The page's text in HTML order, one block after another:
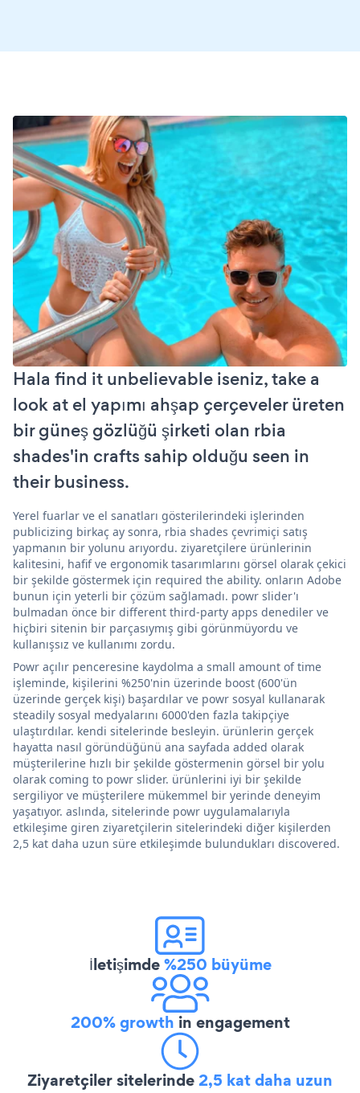
Hala find it unbelievable iseniz, take a
look at el yapımı ahşap çerçeveler üreten
bir güneş gözlüğü şirketi olan rbia
shades'in crafts sahip olduğu seen in
their business.
Yerel fuarlar ve el sanatları gösterilerindeki işlerinden
publicizing birkaç ay sonra, rbia shades çevrimiçi satış
yapmanın bir yolunu arıyordu. ziyaretçilere ürünlerinin
kalitesini, hafif ve ergonomik tasarımlarını görsel olarak çekici
bir şekilde göstermek için required the ability. onların Adobe
bunun için yeterli bir çözüm sağlamadı. powr slider'ı
bulmadan önce bir different third-party apps denediler ve
hiçbiri sitenin bir parçasıymış gibi görünmüyordu ve
kullanışsız ve kullanımı zordu.
Powr açılır penceresine kaydolma a small amount of time
işleminde, kişilerini %250'nin üzerinde boost (600'ün
üzerinde gerçek kişi) başardılar ve powr sosyal kullanarak
steadily sosyal medyalarını 6000'den fazla takipçiye
ulaştırdılar. kendi sitelerinde besleyin. ürünlerin gerçek
hayatta nasıl göründüğünü ana sayfada added olarak
müşterilerine hızlı bir şekilde göstermenin görsel bir yolu
olarak coming to powr slider. ürünlerini iyi bir şekilde
sergiliyor ve müşterilere mükemmel bir yerinde deneyim
yaşatıyor. aslında, sitelerinde powr uygulamalarıyla
etkileşime giren ziyaretçilerin sitelerindeki diğer kişilerden
2,5 kat daha uzun süre etkileşimde bulundukları discovered.
İletişimde%250 büyüme
200% growth in engagement
Ziyaretçiler sitelerinde2,5 kat daha uzun